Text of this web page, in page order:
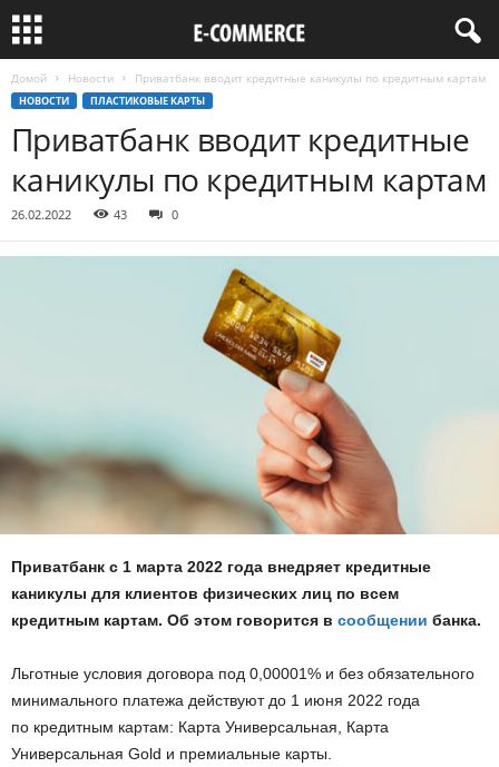
Домой Новости Приватбанк вводит кредитные каникулы по кредитным картам
НОВОСТИ ПЛАСТИКОВЫЕ КАРТЫ
Приватбанк вводит кредитные
каникулы по кредитным картам
26.02.2022 43 0
Приватбанк с 1 марта 2022 года внедряет кредитные
каникулы для клиентов физических лиц по всем
кредитным картам. Об этом говорится в сообщении банка.
Льготные условия договора под 0,00001% и без обязательного
минимального платежа действуют до 1 июня 2022 года
по кредитным картам: Карта Универсальная, Карта
Универсальная Gold и премиальные карты.